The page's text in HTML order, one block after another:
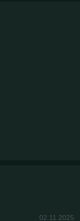
02.11.2025